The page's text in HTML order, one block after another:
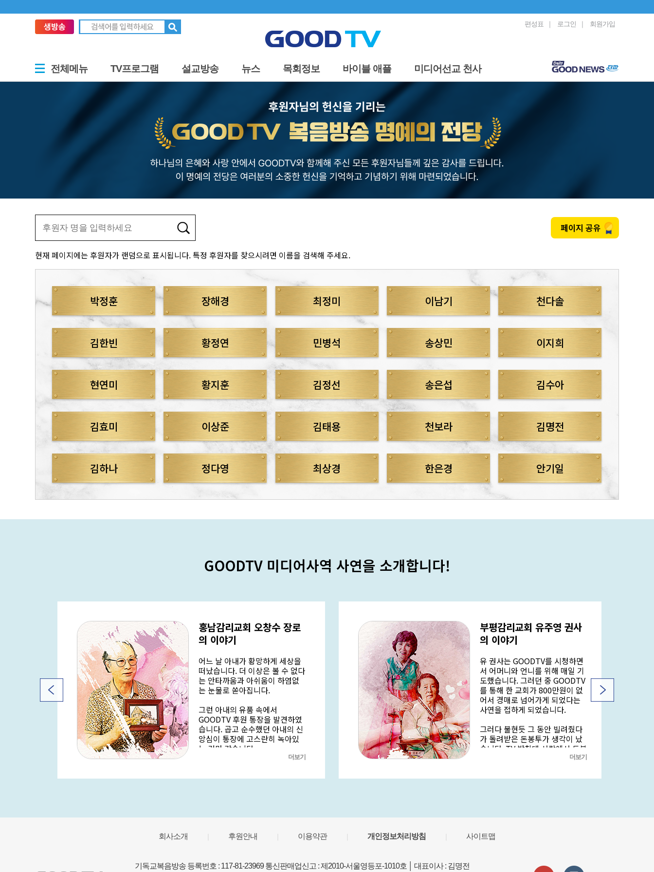
편성표 ｜ 로그인 ｜ 회원가입
전체메뉴 TV프로그램 설교방송 뉴스 목회정보 바이블 애플 미디어선교 천사
페이지 공유
현재 페이지에는 후원자가 랜덤으로 표시됩니다. 특정 후원자를 찾으시려면 이름을 검색해 주세요.
박정훈 장해경 최정미 이남기 천다솔
김한빈 황정연 민병석 송상민 이지희
현연미 황지훈 김정선 송은섭 김수아
김효미 이상준 김태용 천보라 김명전
김하나 정다영 최상경 한은경 안기일
GOODTV 미디어사역 사연을 소개합니다!
더보기
홍남감리교회 오창수 장로
의 이야기
어느 날 아내가 황망하게 세상을
떠났습니다. 더 이상은 볼 수 없다
는 안타까움과 아쉬움이 하염없
는 눈물로 쏟아집니다.
그런 아내의 유품 속에서
GOODTV 후원 통장을 발견하였
습니다. 곱고 순수했던 아내의 신
앙심이 통장에 고스란히 녹아있
는 것만 같습니다.
남긴 아름다운 신앙 유산을 지키
더보기
부평감리교회 유주영 권사
의 이야기
유 권사는 GOODTV를 시청하면
서 어머니와 언니를 위해 매일 기
도했습니다. 그러던 중 GOODTV
를 통해 한 교회가 800만원이 없
어서 경매로 넘어가게 되었다는
사연을 접하게 되었습니다.
그러다 불현듯 그 동안 빌려줬다
가 돌려받은 돈봉투가 생각이 났
습니다. TV 받침대 서랍에서 돈봉
투를 찾은 유 권사는 이 돈과 통장
와달라며 GOODTV로 송금했습
머니의 병세가 완화되었고, 유 권
었습니다. 작은 순종이 불러온 ‘놀
회사소개 후원안내 이용약관 개인정보처리방침 사이트맵
기독교복음방송 등록번호 : 117-81-23969 통신판매업신고 : 제2010-서울영등포-1010호 │ 대표이사 : 김명전